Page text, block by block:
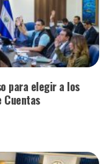
para elegir a los
Cuentas